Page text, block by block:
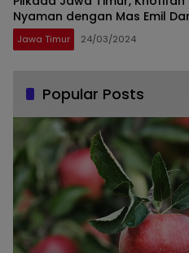
Nyaman dengan Mas Emil
Jawa Timur 24/03/2024
Popular Posts